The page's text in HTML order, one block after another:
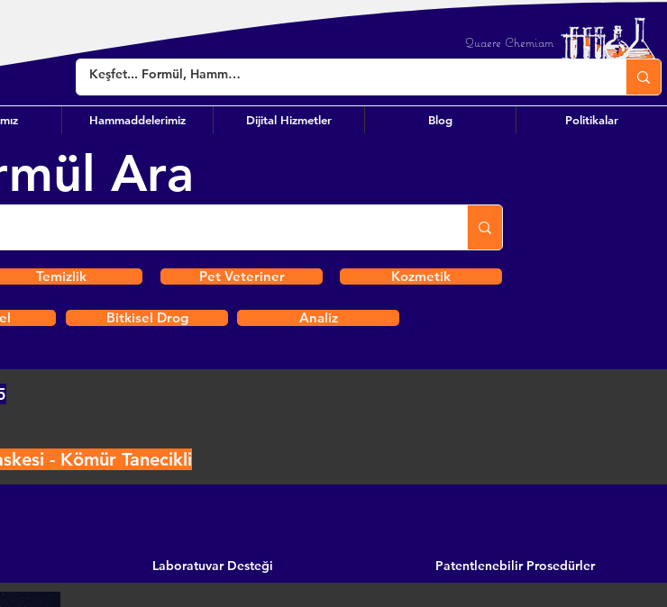
Quaere Chemiam
Hammaddelerimiz Dijital Hizmetler Blog Politikalar
Ara
Temizlik Pet Veteriner Kozmetik
Bitkisel Drog Analiz
- Kömür Tanecikli
Laboratuvar Desteği Patentlenebilir Prosedürler